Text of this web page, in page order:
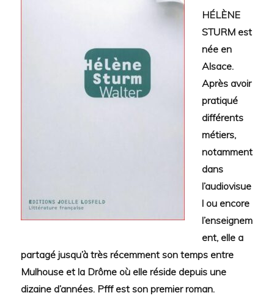
HÉLÈNE
STURM est
née en
Alsace.
Après avoir
pratiqué
différents
métiers,
notamment
dans
l’audiovisue
l ou encore
l’enseignem
ent, elle a
partagé jusqu’à très récemment son temps entre
Mulhouse et la Drôme où elle réside depuis une
dizaine d’années. Pfff est son premier roman.